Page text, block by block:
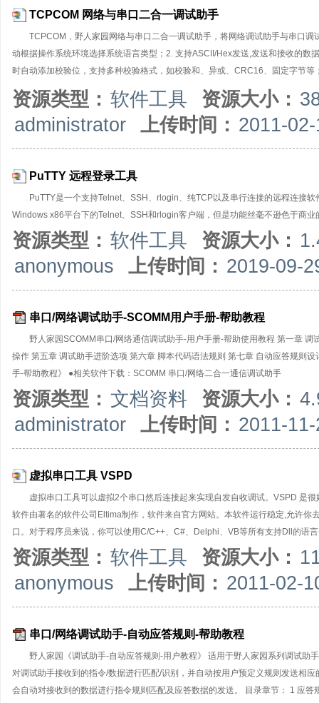
TCPCOM 网络与串口二合一调试助手
TCPCOM，野人家园网络与串口二合一调试助手，将网络调试助手与串口
动根据操作系统环境选择系统语言类型；2. 支持ASCII/Hex发送,发送和接收的
时自动添加校验位，支持多种校验格式，如校验和、异或、CRC16、固定字节
析成对应的ASCII码进行发送。5. 支持AT指令自动添加回车换行，启用该选项
件,并支持数据文件和日志文件两种选项；7. 支持日志接收模式：接收内容时会
式；9. 支持任意间隔发送，循环发送；10.可以从文件导入数据用于发送；11.
资源类型： 软件工具 资源大小：
administrator
上传时间： 2011-
PuTTY 远程登录工具
PuTTY是一个支持Telnet、SSH、rlogin、纯TCP以及串行连接的远程连接
Windows x86平台下的Telnet、SSH和rlogin客户端，但是功能丝毫不逊色于商业
资源类型： 软件工具 资源大小：
anonymous
上传时间： 2019-09-
串口/网络调试助手-SCOMM用户手册-帮助教程
野人家园SCOMM串口/网络通信调试助手-用户手册-帮助使用教程 第一章
操作 第五章 调试助手进阶选项 第六章 脚本代码语法规则 第七章 自动应答规则
手-帮助教程》 ●相关软件下载：SCOMM 串口/网络二合一通信调试助手
资源类型： 文档资料 资源大小：
administrator
上传时间： 2011-
虚拟串口工具 VSPD
虚拟串口工具可以虚拟2个串口然后连接起来实现自发自收调试。VSPD 是
软件由著名的软件公司Eltima制作，软件来自官方网站。本软件运行稳定,允许
口。对于程序员来说，你可以使用C/C++、C#、Delphi、VB等所有支持Dll的语
资源类型： 软件工具 资源大小：
anonymous
上传时间： 2011-02-
串口/网络调试助手-自动应答规则-帮助教程
野人家园《调试助手-自动应答规则-用户教程》 适用于野人家园系列调试助
对调试助手接收到的指令/数据进行匹配/识别，并自动按用户预定义规则发送相
会自动对接收到的数据进行指令规则匹配及应答数据的发送。 目录章节： 1 应